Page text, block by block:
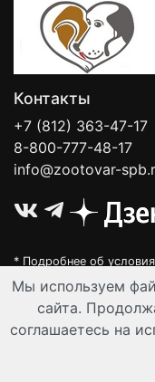
Контакты
+7 (812) 363-47-17
8-800-777-48-17
info@zootovar-
* Подробнее об
узнать на нашей
Интернет-зоомагазин
лиц старше 16 лет. Все
регулируются
© Все права защищены
Разработка и
Мы используем
сайта.
соглашаетесь на